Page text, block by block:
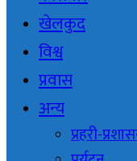
खेलकुद
विश्व
प्रवास
अन्य
प्रहरी-